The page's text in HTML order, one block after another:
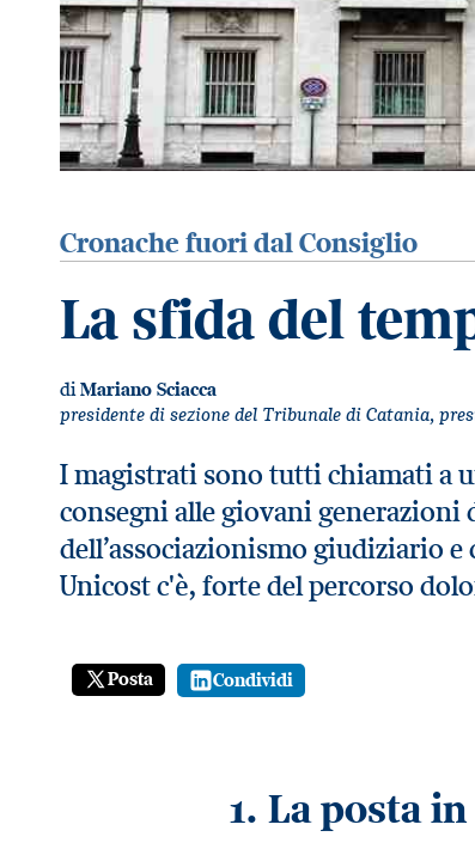
Cronache fuori dal Consiglio
La sfida del
di Mariano Sciacca
presidente di sezione del Tribunale di Catania,
I magistrati sono tutti chiamati a
consegni alle giovani
dell’associazionismo giudiziario e
Unicost c'è, forte del percorso
Posta Condividi
1. La posta